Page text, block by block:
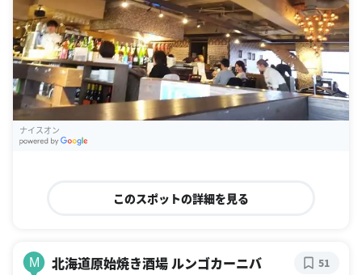
ナイスオン
このスポットの詳細を見る
M
北海道原始焼き酒場 ルンゴカーニバ
51